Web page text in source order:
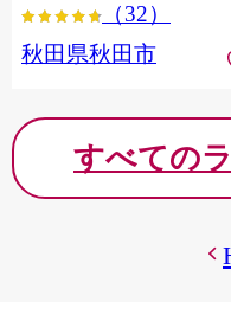
（32）
秋田県秋田市
すべての